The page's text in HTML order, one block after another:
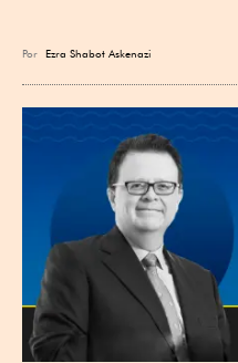
Por Ezra Shabot Askenazi